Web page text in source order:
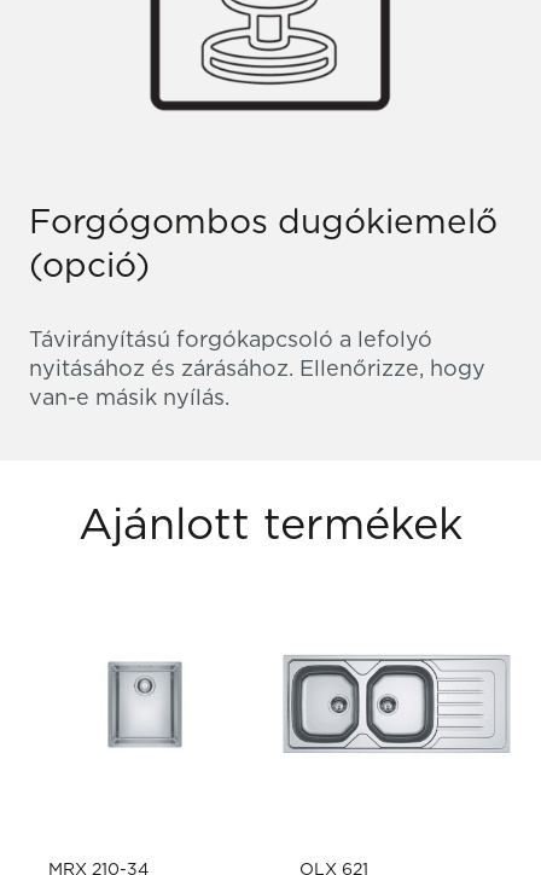
Forgógombos dugókiemelő
(opció)
Távirányítású forgókapcsoló a lefolyó
nyitásához és zárásához. Ellenőrizze, hogy
van-e másik nyílás.
Ajánlott termékek
MRX 210-34 OLX 621